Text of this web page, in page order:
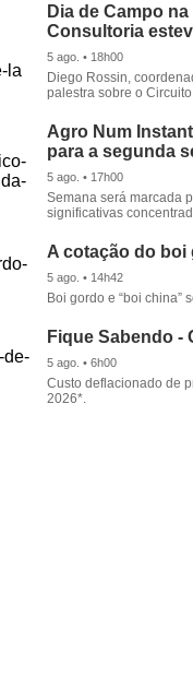
Dia de Campo
Consultoria
5 ago. • 18h00
Diego Rossin,
palestra sobre o
Agro Num
para a segunda
5 ago. • 17h00
Semana será marcada
significativas
A cotação do
5 ago. • 14h42
Boi gordo e “boi china”
Fique Sabendo -
5 ago. • 6h00
Custo deflacionado de
2026*.